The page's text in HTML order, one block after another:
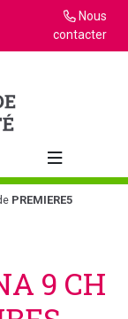
Nous
contacter
Afficher la
PREMIERE5
9 CH